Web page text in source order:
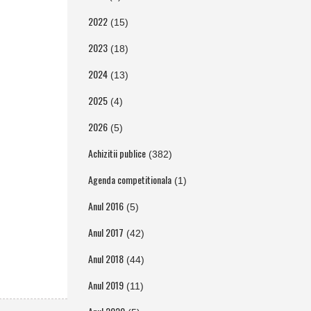
2022(15)
2023(18)
2024(13)
2025(4)
2026(5)
Achizitii publice(382)
Agenda competitionala(1)
Anul 2016(5)
Anul 2017 (42)
Anul 2018(44)
Anul 2019(11)